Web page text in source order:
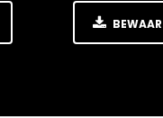
BEWAAR